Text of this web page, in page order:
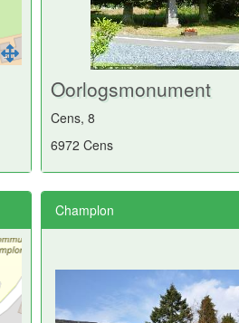
Oorlogsmonument
Cens, 8
6972 Cens
Champlon